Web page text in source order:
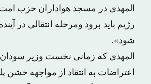
المهدی در مسجد هواداران حزب امت
رژیم باید برود ومرحله انتقالی در
شود».
المهدی که زمانی نخست وزیر سودان
اعتراضات به انتقاد از مواجهه خشن